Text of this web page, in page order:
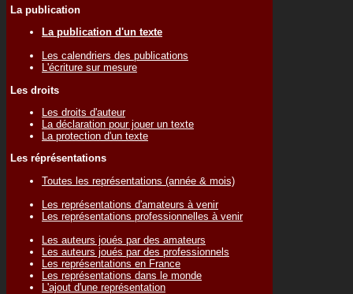
La publication
La publication d'un texte
Les calendriers des publications
L'écriture sur mesure
Les droits
Les droits d'auteur
La déclaration pour jouer un texte
La protection d'un texte
Les réprésentations
Toutes les représentations (année & mois)
Les représentations d'amateurs à venir
Les représentations professionnelles à venir
Les auteurs joués par des amateurs
Les auteurs joués par des professionnels
Les représentations en France
Les représentations dans le monde
L'ajout d'une représentation